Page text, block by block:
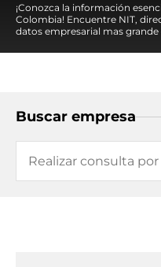
¡Conozca la información
Colombia! Encuentre NIT,
datos empresarial mas grande
Buscar empresa